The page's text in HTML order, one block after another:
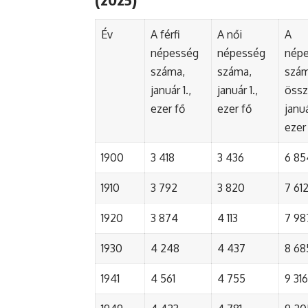
Év
A férfi
népesség
száma,
január 1.,
ezer fő
A női
népesség
száma,
január 1.,
ezer fő
A
1900 3 418 3 436 6
1910 3 792 3 820 7 612
1920 3 874 4 113 7
1930 4 248 4 437 8
1941 4 561 4 755 9 316